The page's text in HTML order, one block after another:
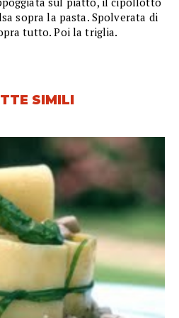
sopra la pasta. Spolverata di
tutto. Poi la triglia.
SIMILI